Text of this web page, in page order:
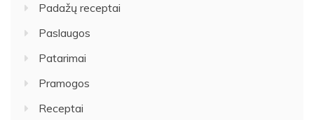
Padažų receptai
Paslaugos
Patarimai
Pramogos
Receptai